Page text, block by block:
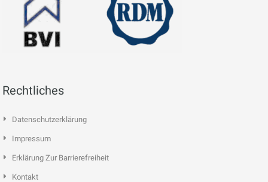
Rechtliches
Datenschutzerklärung
Impressum
Erklärung Zur Barrierefreiheit
Kontakt